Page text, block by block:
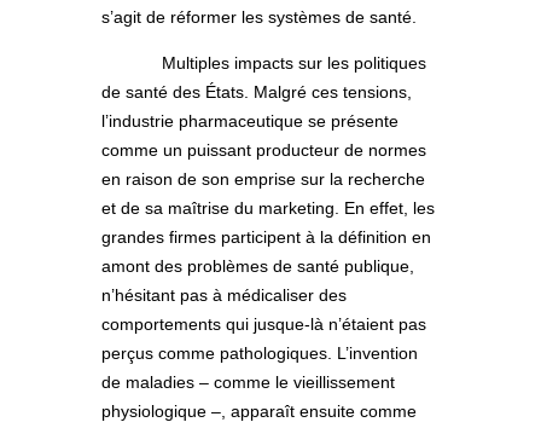
s’agit de réformer les systèmes de santé.
Multiples impacts sur les politiques
de santé des États. Malgré ces tensions,
l’industrie pharmaceutique se présente
comme un puissant producteur de normes
en raison de son emprise sur la recherche
et de sa maîtrise du marketing. En effet, les
grandes firmes participent à la définition en
amont des problèmes de santé publique,
n’hésitant pas à médicaliser des
comportements qui jusque-là n’étaient pas
perçus comme pathologiques. L’invention
de maladies – comme le vieillissement
physiologique –, apparaît ensuite comme